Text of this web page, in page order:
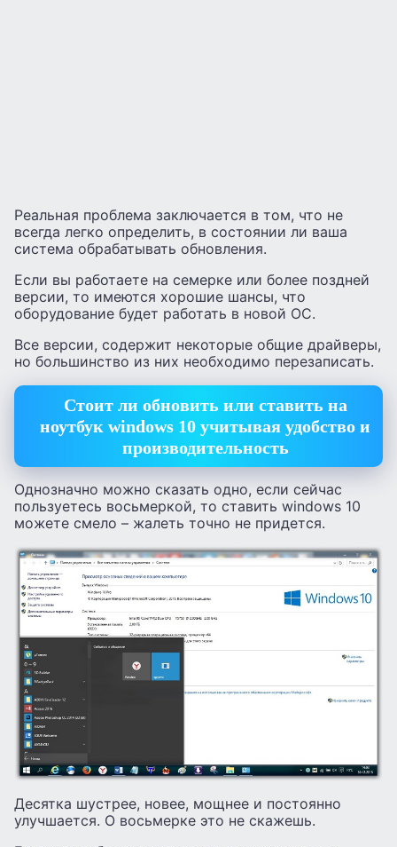
Реальная проблема заключается в том, что не
всегда легко определить, в состоянии ли ваша
система обрабатывать обновления.
Если вы работаете на семерке или более поздней
версии, то имеются хорошие шансы, что
оборудование будет работать в новой ОС.
Все версии, содержит некоторые общие драйверы,
но большинство из них необходимо перезаписать.
Стоит ли обновить или ставить на
ноутбук windows 10 учитывая удобство и
производительность
Однозначно можно сказать одно, если сейчас
пользуетесь восьмеркой, то ставить windows 10
можете смело – жалеть точно не придется.
Десятка шустрее, новее, мощнее и постоянно
улучшается. О восьмерке это не скажешь.